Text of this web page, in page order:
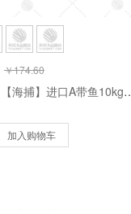
￥174.60
【易化冻】【海捕】
加入购物车